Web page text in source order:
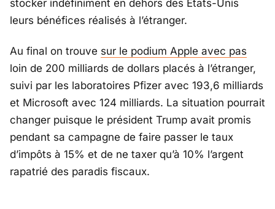
stocker indéfiniment en dehors des Etats-Unis
leurs bénéfices réalisés à l’étranger.
Au final on trouve sur le podium Apple avec pas
loin de 200 milliards de dollars placés à l’étranger,
suivi par les laboratoires Pfizer avec 193,6 milliards
et Microsoft avec 124 milliards. La situation pourrait
changer puisque le président Trump avait promis
pendant sa campagne de faire passer le taux
d’impôts à 15% et de ne taxer qu’à 10% l’argent
rapatrié des paradis fiscaux.